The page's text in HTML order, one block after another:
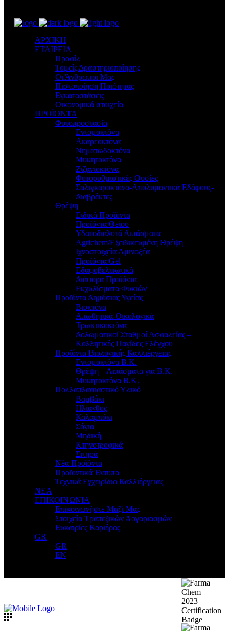
ΑΡΧΙΚΗ
ΕΤΑΙΡΕΙΑ
Προφίλ
Τομείς Δραστηριοποίησης
Οι Άνθρωποι Μας
Πιστοποίηση Ποιότητας
Εγκαταστάσεις
Οικονομικά στοιχεία
ΠΡΟΪΟΝΤΑ
Φυτοπροστασία
Εντομοκτόνα
Ακαρεοκτόνα
Νηματωδοκτόνα
Μυκητοκτόνα
Ζιζανιοκτόνα
Φυτορυθμιστικές Ουσίες
Σαλιγκαροκτόνα-Απολυμαντικά Εδάφους-
Διαβρέκτες
Θρέψη
Ειδικά Προϊόντα
Προϊόντα Θείου
Υδατοδιαλυτά Λιπάσματα
Agrichem/Εξειδικευμένη Θρέψη
Ιχνοστοιχεία Αμινοξέα
Προϊόντα Gel
Εδαφοβελτιωτικά
Διάφορα Προϊόντα
Εκχυλίσματα Φυκιών
Προϊόντα Δημόσιας Υγείας
Βιοκτόνα
Απωθητικά-Οικολογικά
Τρωκτικοκτόνα
Δολωματικοί Σταθμοί Ασφαλείας –
Κολλητικές Παγίδες Ελέγχου
Προϊόντα Βιολογικής Καλλιέργειας
Εντομοκτόνα Β.Κ.
Θρέψη – Λιπάσματα για Β.Κ.
Μυκητοκτόνα Β.Κ.
Πολλαπλασιαστικό Υλικό
Βαμβάκι
Ηλίανθος
Καλαμπόκι
Σόγια
Μηδική
Κτηνοτροφικά
Σιτηρά
Νέα Προϊόντα
Προϊοντικά Έντυπα
Τεχνικά Εγχειρίδια Καλλιέργειας
ΝΕΑ
ΕΠΙΚΟΙΝΩΝΙΑ
Επικοινωνήστε Μαζί Μας
Στοιχεία Τραπεζικών Λογαριασμών
Ευκαιρίες Καριέρας
GR
GR
EN